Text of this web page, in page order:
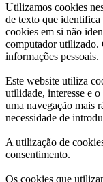
Utilizamos cookies
de texto que identifica
cookies em si não
computador utilizado.
informações pessoais.
Este website utiliza
utilidade, interesse e
uma navegação mais
necessidade de
A utilização de
consentimento.
Os cookies que